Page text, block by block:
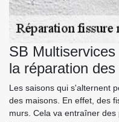
SB
la réparation
Les saisons qui s'alternent
des maisons. En effet, des
murs. Cela va entraîner